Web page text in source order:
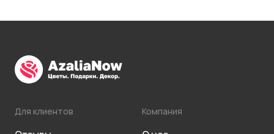
Для клиентов Компания